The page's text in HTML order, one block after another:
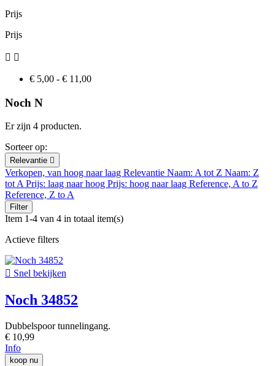
Prijs
Prijs
 
€ 5,00 - € 11,00
Noch N
Er zijn 4 producten.
Sorteer op:
Relevantie 
Verkopen, van hoog naar laag Relevantie Naam: A tot Z Naam: Z
tot APrijs: laag naar hoog Prijs: hoog naar laag Reference, A to Z
Reference, Z to A
Filter
Item 1-4 van 4 in totaal item(s)
Actieve filters
 Snel bekijken
Noch 34852
Dubbelspoor tunnelingang.
€ 10,99
Info
koop nu